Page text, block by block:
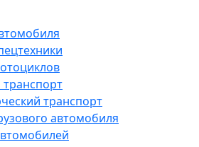
транспорт
автомобиля